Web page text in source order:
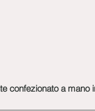
confezionato a mano